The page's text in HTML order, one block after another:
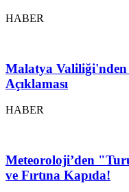
HABER
Malatya
Açıklaması
HABER
Meteoroloji’den
ve Fırtına Kapıda!